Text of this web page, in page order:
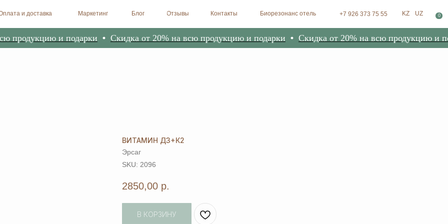
Маркетинг Блог Контакты Биорезонанс отель
Отзывы KZ UZ
+7 926 373 75 55 0
и подарки Скидка от 20% на всю продукцию и подарки Скидка от 20% на всю продукцию и
ВИТАМИН Д3+К2
Эрсаг
SKU: 2096
2850,00 р.
В КОРЗИНУ